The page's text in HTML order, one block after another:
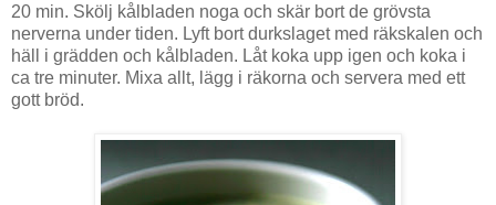
20 min. Skölj kålbladen noga och skär bort de grövsta
nerverna under tiden. Lyft bort durkslaget med räkskalen och
häll i grädden och kålbladen. Låt koka upp igen och koka i
ca tre minuter. Mixa allt, lägg i räkorna och servera med ett
gott bröd.